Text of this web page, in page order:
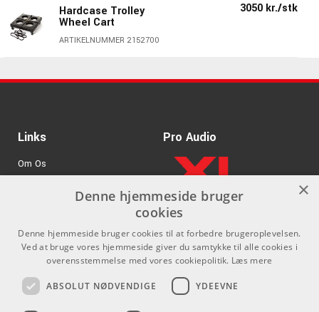
Hardcase Trolley
Wheel Cart
ARTIKELNUMMER 2152700
3050 kr./stk
Links
Om Os
GDPR & Cookies
Pro Audio
.
Kontakt
Som privatperson kan du ikke
Sociale medier
×
Denne hjemmeside bruger
cookies
Denne hjemmeside bruger cookies til at forbedre brugeroplevelsen.
Ved at bruge vores hjemmeside giver du samtykke til alle cookies i
overensstemmelse med vores cookiepolitik. Læs mere
ABSOLUT NØDVENDIGE YDEEVNE